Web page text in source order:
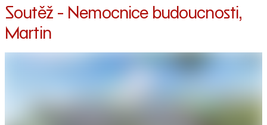
Soutěž - Nemocnice budoucnosti,
Martin